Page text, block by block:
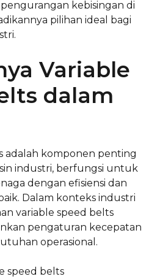
kebisingan di
pilihan ideal bagi
Variable
dalam
adalah komponen penting
industri, berfungsi untuk
dengan efisiensi dan
Dalam konteks industri
variable speed belts
pengaturan kecepatan
operasional.
speed belts